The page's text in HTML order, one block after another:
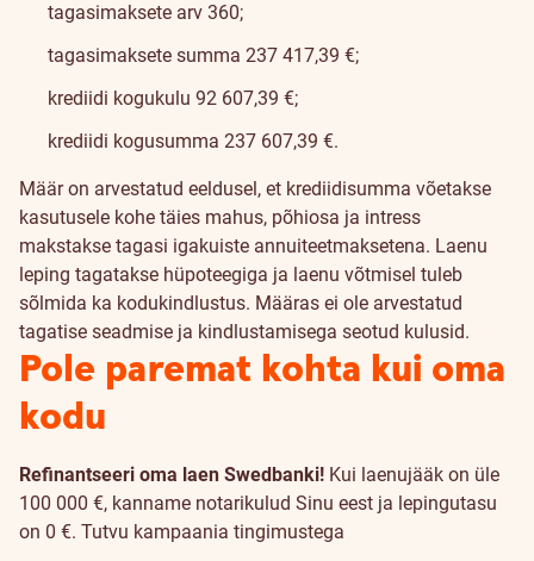
tagasimaksete arv 360;
tagasimaksete summa 237 417,39 €;
krediidi kogukulu 92 607,39 €;
krediidi kogusumma 237 607,39 €.
Määr on arvestatud eeldusel, et krediidisumma võetakse
kasutusele kohe täies mahus, põhiosa ja intress
makstakse tagasi igakuiste annuiteetmaksetena. Laenu
leping tagatakse hüpoteegiga ja laenu võtmisel tuleb
sõlmida ka kodukindlustus. Määras ei ole arvestatud
tagatise seadmise ja kindlustamisega seotud kulusid.
Pole paremat kohta kui oma
kodu
Refinantseeri oma laen Swedbanki! Kui laenujääk on üle
100 000 €, kanname notarikulud Sinu eest ja lepingutasu
on 0 €. Tutvu kampaania tingimustega